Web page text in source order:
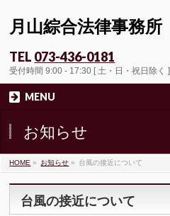
月山綜合法律事務所
TEL 073-436-0181
受付時間 9:00 - 17:30 [ 土・日・祝日除く ]
MENU
お知らせ
HOME » お知らせ » 台風の接近について
台風の接近について